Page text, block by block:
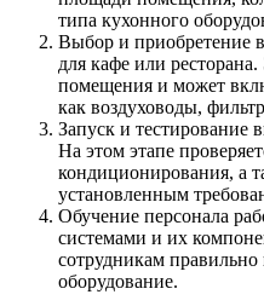
типа кухонного
Выбор и приобретение
для кафе или
помещения и может
как воздуховоды,
Запуск и тестирование
На этом этапе
кондиционирования, а
установленным
Обучение персонала
системами и их
сотрудникам правильно
оборудование.